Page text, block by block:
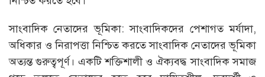
সাংবাদিক নেতাদের ভূমিকা: সাংবাদিকদের পেশাগত মর্যাদা,
অধিকার ও নিরাপত্তা নিশ্চিত করতে সাংবাদিক নেতাদের ভূমিকা
অত্যন্ত গুরুত্বপূর্ণ। একটি শক্তিশালী ও ঐক্যবদ্ধ সাংবাদিক সমাজ